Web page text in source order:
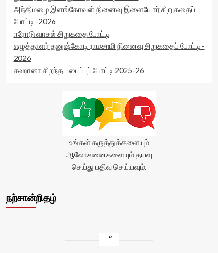
அந்திமழை இளங்கோவன் நினைவு இளையோர் சிறுகதைப்
போட்டி -2026
ஈரோடு வாசல் சிறுகதை போட்டி
எழுத்தாளர் தனுஷ்கோடி ராமசாமி நினைவு சிறுகதைப் போட்டி -
2026
சஹானா சிறந்த படைப்புப் போட்டி 2025-26
உங்கள் கருத்துக்களையும்
ஆலோசனைகளையும் தயவு
செய்து பதிவு செய்யவும்.
நற்சான்றிதழ்